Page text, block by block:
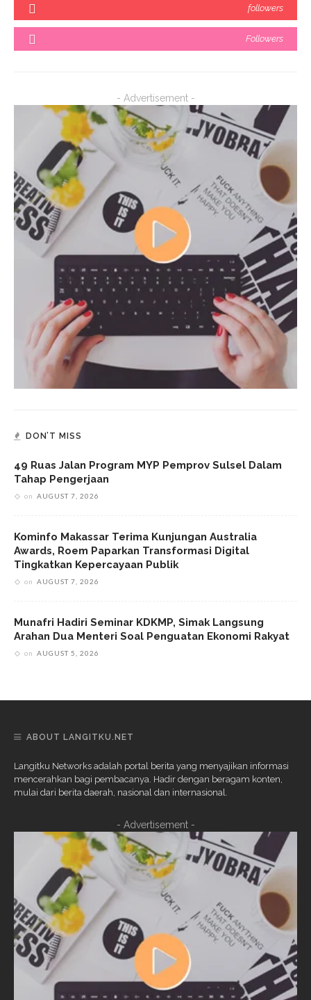
followers
Followers
- Advertisement -
DON’T MISS
49 Ruas Jalan Program MYP Pemprov Sulsel Dalam
Tahap Pengerjaan
on AUGUST 7, 2026
Kominfo Makassar Terima Kunjungan Australia
Awards, Roem Paparkan Transformasi Digital
Tingkatkan Kepercayaan Publik
on AUGUST 7, 2026
Munafri Hadiri Seminar KDKMP, Simak Langsung
Arahan Dua Menteri Soal Penguatan Ekonomi Rakyat
on AUGUST 5, 2026
ABOUT LANGITKU.NET
Langitku Networks adalah portal berita yang menyajikan informasi
mencerahkan bagi pembacanya. Hadir dengan beragam konten,
mulai dari berita daerah, nasional dan internasional.
- Advertisement -